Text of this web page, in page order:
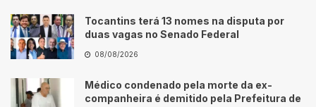
Tocantins terá 13 nomes na disputa por
duas vagas no Senado Federal
08/08/2026
Médico condenado pela morte da ex-
companheira é demitido pela Prefeitura de